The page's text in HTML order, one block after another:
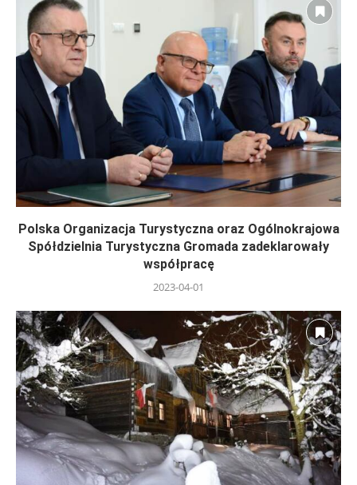
Polska Organizacja Turystyczna oraz Ogólnokrajowa
Spółdzielnia Turystyczna Gromada zadeklarowały
współpracę
2023-04-01